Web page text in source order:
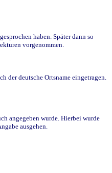
haben. Später dann so
vorgenommen.
der deutsche Ortsname eingetragen.
angegeben wurde. Hierbei wurde
ausgehen.